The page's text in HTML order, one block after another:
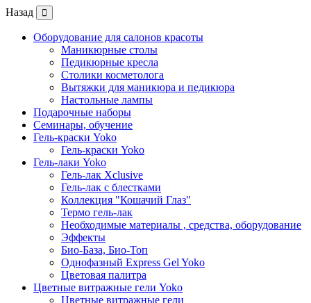
Назад
Оборудование для салонов красоты
Маникюрные столы
Педикюрные кресла
Столики косметолога
Вытяжки для маникюра и педикюра
Настольные лампы
Подарочные наборы
Семинары, обучение
Гель-краски Yoko
Гель-краски Yoko
Гель-лаки Yoko
Гель-лак Xclusive
Гель-лак с блестками
Коллекция "Кошачий Глаз"
Термо гель-лак
Необходимые материалы , средства, оборудование
Эффекты
Био-База, Био-Топ
Однофазный Express Gel Yoko
Цветовая палитра
Цветные витражные гели Yoko
Цветные витражные гели